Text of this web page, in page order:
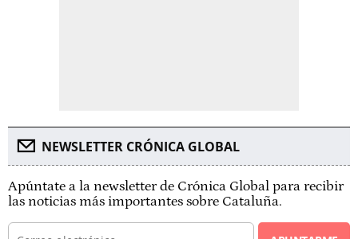
NEWSLETTER CRÓNICA GLOBAL
Apúntate a la newsletter de Crónica Global para recibir
las noticias más importantes sobre Cataluña.